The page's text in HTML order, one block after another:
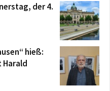
der 4.
hieß:
Harald